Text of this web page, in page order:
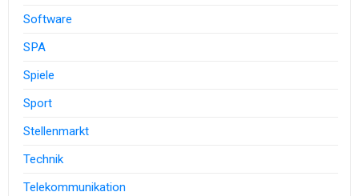
Software
SPA
Spiele
Sport
Stellenmarkt
Technik
Telekommunikation